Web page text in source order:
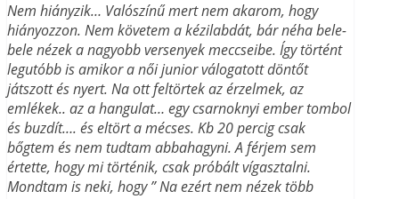
Nem hiányzik… Valószínű mert nem akarom, hogy
hiányozzon. Nem követem a kézilabdát, bár néha bele-
bele nézek a nagyobb versenyek meccseibe. Így történt
legutóbb is amikor a női junior válogatott döntőt
játszott és nyert. Na ott feltörtek az érzelmek, az
emlékek.. az a hangulat… egy csarnoknyi ember tombol
és buzdít…. és eltört a mécses. Kb 20 percig csak
bőgtem és nem tudtam abbahagyni. A férjem sem
értette, hogy mi történik, csak próbált vígasztalni.
Mondtam is neki, hogy ” Na ezért nem nézek több